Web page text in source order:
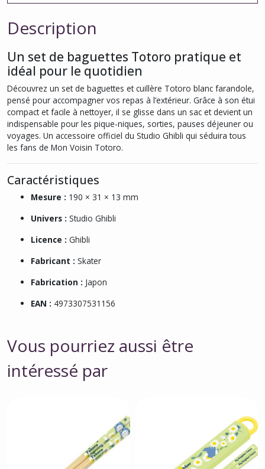
Description
Un set de baguettes Totoro pratique et
idéal pour le quotidien
Découvrez un set de baguettes et cuillère Totoro blanc farandole,
pensé pour accompagner vos repas à l’extérieur. Grâce à son étui
compact et facile à nettoyer, il se glisse dans un sac et devient un
indispensable pour les pique-niques, sorties, pauses déjeuner ou
voyages. Un accessoire officiel du Studio Ghibli qui séduira tous
les fans de Mon Voisin Totoro.
Caractéristiques
Mesure : 190 × 31 × 13 mm
Univers : Studio Ghibli
Licence : Ghibli
Fabricant : Skater
Fabrication : Japon
EAN : 4973307531156
Vous pourriez aussi être
intéressé par